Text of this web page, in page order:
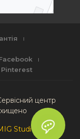
Pinterest
центр
Studio